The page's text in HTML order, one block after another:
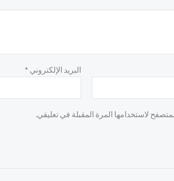
البريد الإلكتروني *
لاستخدامها المرة المقبلة في تعليقي.